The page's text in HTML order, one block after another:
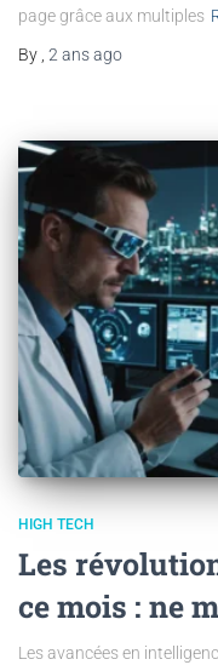
page grâce aux multiples
By 2 ansago
HIGH TECH
Les
ce mois : ne
Les avancées en